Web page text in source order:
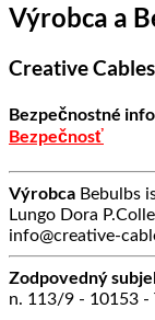
Výrobca a
Creative Cables
Bezpečnostné
Bezpečnosť
Výrobca Bebulbs
Lungo Dora
info@creative-
Zodpovedný
n. 113/9 - 10153 -